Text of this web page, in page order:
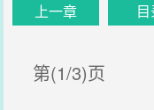
上一章
第(1/3)页